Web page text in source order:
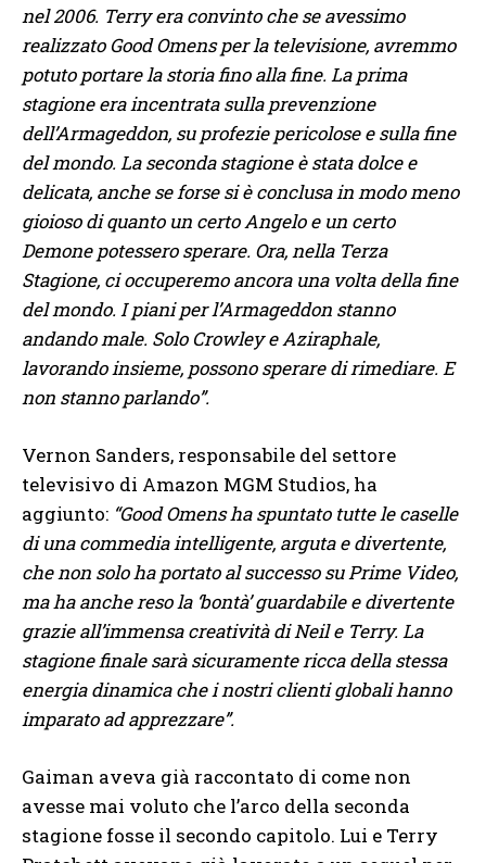
nel 2006. Terry era convinto che se avessimo
realizzato Good Omens per la televisione, avremmo
potuto portare la storia fino alla fine. La prima
stagione era incentrata sulla prevenzione
dell’Armageddon, su profezie pericolose e sulla fine
del mondo. La seconda stagione è stata dolce e
delicata, anche se forse si è conclusa in modo meno
gioioso di quanto un certo Angelo e un certo
Demone potessero sperare. Ora, nella Terza
Stagione, ci occuperemo ancora una volta della fine
del mondo. I piani per l’Armageddon stanno
andando male. Solo Crowley e Aziraphale,
lavorando insieme, possono sperare di rimediare. E
non stanno parlando”.
Vernon Sanders, responsabile del settore
televisivo di Amazon MGM Studios, ha
aggiunto: “Good Omens ha spuntato tutte le caselle
di una commedia intelligente, arguta e divertente,
che non solo ha portato al successo su Prime Video,
ma ha anche reso la ‘bontà’ guardabile e divertente
grazie all’immensa creatività di Neil e Terry. La
stagione finale sarà sicuramente ricca della stessa
energia dinamica che i nostri clienti globali hanno
imparato ad apprezzare”.
Gaiman aveva già raccontato di come non
avesse mai voluto che l’arco della seconda
stagione fosse il secondo capitolo. Lui e Terry